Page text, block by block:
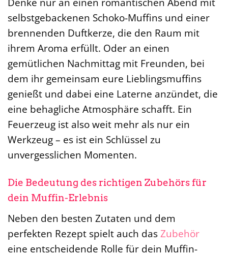
selbstgebackenen Schoko-Muffins und einer
brennenden Duftkerze, die den Raum mit
ihrem Aroma erfüllt. Oder an einen
gemütlichen Nachmittag mit Freunden, bei
dem ihr gemeinsam eure Lieblingsmuffins
genießt und dabei eine Laterne anzündet, die
eine behagliche Atmosphäre schafft. Ein
Feuerzeug ist also weit mehr als nur ein
Werkzeug – es ist ein Schlüssel zu
unvergesslichen Momenten.
Die Bedeutung des richtigen Zubehörs für
dein Muffin-Erlebnis
Neben den besten Zutaten und dem
perfekten Rezept spielt auch dasZubehör
eine entscheidende Rolle für dein Muffin-